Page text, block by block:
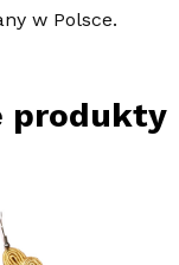
w Polsce.
produkty